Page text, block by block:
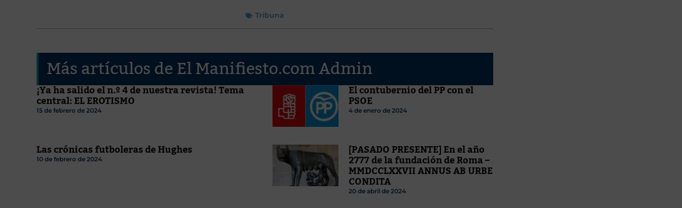
Tribuna
Más artículos de El Manifiesto.com Admin
¡Ya ha salido el n.º 4 de nuestra revista! Tema
central: EL EROTISMO
15 de febrero de 2024
El contubernio del PP con el
PSOE
4 de enero de 2024
Las crónicas futboleras de Hughes
10 de febrero de 2024
[PASADO PRESENTE] En el año
2777 de la fundación de Roma –
MMDCCLXXVII ANNUS AB URBE
CONDITA
20 de abril de 2024